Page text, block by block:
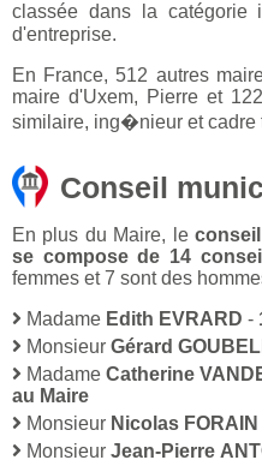
classée dans la catégorie
d'entreprise.
En France, 512 autres
maire d'Uxem, Pierre et
similaire, ing�nieur et cadre
Conseil
En plus du Maire, le
se compose de 14
femmes et 7 sont des
Madame Edith EVRARD -
Monsieur Gérard
Madame Catherine
au Maire
Monsieur Nicolas FORAIN
Monsieur Jean-Pierre